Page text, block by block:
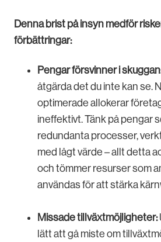
Denna brist på insyn medför
förbättringar:
Pengar försvinner i
åtgärda det du inte kan se.
optimerade allokerar
ineffektivt. Tänk på pengar
redundanta processer,
med lågt värde – allt detta
och tömmer resurser som
användas för att stärka
Missade tillväxtmöjligheter:
lätt att gå miste om